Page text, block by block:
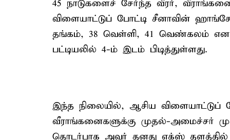
45 நாடுகளைச் சேர்ந்த வீரர்,
விளையாட்டுப் போட்டி சீனாவின்
தங்கம், 38 வெள்ளி, 41 வெண்கலம்
பட்டியலில் 4-ம் இடம் பிடித்துள்ளது.
இந்த நிலையில், ஆசிய விளையாட்டுப்
வீராங்கனைகளுக்கு முதல்-அமைச்சர்
தொடர்பாக அவர் தனது எக்ஸ் தளத்தில்